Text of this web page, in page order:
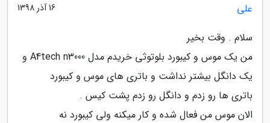
علی 16 آذر 1398
سلام . وقت بخیر
من یک موس و کیبورد بلوتوثی خریدم مدل A4tech n3000 و
یک دانگل بیشتر نداشت و باتری های موس و کیبورد
باتری ها رو زدم و دانگل رو زدم پشت کیس .
الان موس من فعال شده و کار میکنه ولی کیبورد نه